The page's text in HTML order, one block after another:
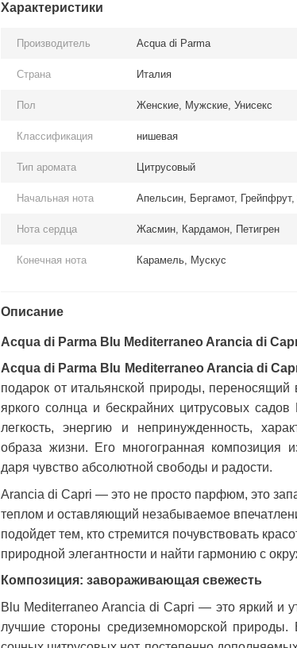
Характеристики
Производитель Acqua di Parma
Страна Италия
Пол Женские, Мужские, Унисекс
Классификация нишевая
Тип аромата Цитрусовый
Начальная нота Апельсин, Бергамот,
Нота сердца Жасмин, Кардамон, Петигрен
Конечная нота Карамель, Мускус
Описание
Acqua di Parma Blu Mediterraneo Arancia di
Acqua di Parma Blu Mediterraneo Arancia di
подарок от итальянской природы,
яркого солнца и бескрайних цитрусовых
легкость, энергию и непринужденность,
образа жизни. Его многогранная композиция
даря чувство абсолютной свободы и радости.
Arancia di Capri — это не просто парфюм, это
теплом и оставляющий незабываемое
подойдет тем, кто стремится почувствовать
природной элегантности и найти гармонию с
Композиция: завораживающая свежесть
Blu Mediterraneo Arancia di Capri — это яркий и
лучшие стороны средиземноморской природы.